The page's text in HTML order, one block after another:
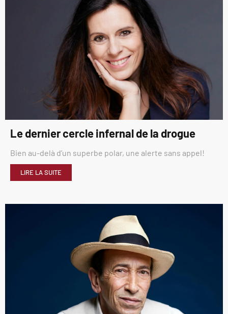
Le dernier cercle infernal de la drogue
Bien au-delà d’un superbe polar, une alerte sans appel!
LIRE LA SUITE